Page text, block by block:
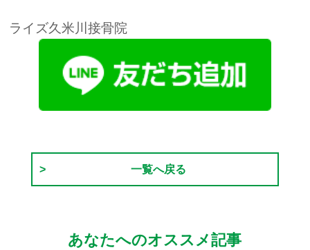
ライズ久米川接骨院
一覧へ戻る
あなたへのオススメ記事